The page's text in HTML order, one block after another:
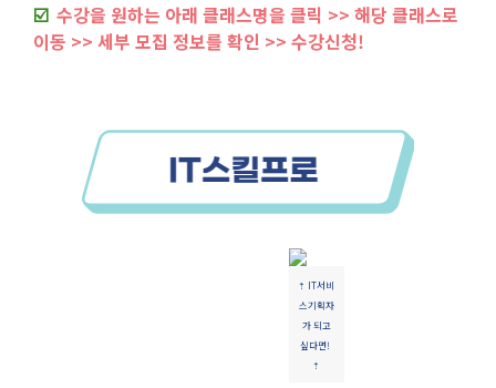
☑️ 수강을 원하는 아래 클래스명을 클릭 >> 해당 클래스로
이동 >> 세부 모집 정보를 확인 >> 수강신청!
⇡ IT서비
스기획자
가 되고
싶다면!
⇡